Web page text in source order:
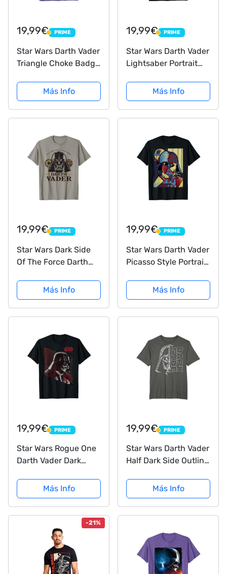
19,99€ PRIME
PRIME
Star Wars Darth Vader
Triangle Choke Badge
Más Info
19,99€ PRIME
PRIME
Star Wars Darth Vader
Lightsaber Portrait
Más Info
19,99€ PRIME
PRIME
Star Wars Dark Side
Of The Force Darth
Más Info
19,99€ PRIME
PRIME
Star Wars Darth Vader
Picasso Style Portrait
Más Info
19,99€ PRIME
PRIME
Star Wars Rogue One
Darth Vader Dark
Más Info
19,99€ PRIME
PRIME
Star Wars Darth Vader
Half Dark Side Outline
Más Info
-21%